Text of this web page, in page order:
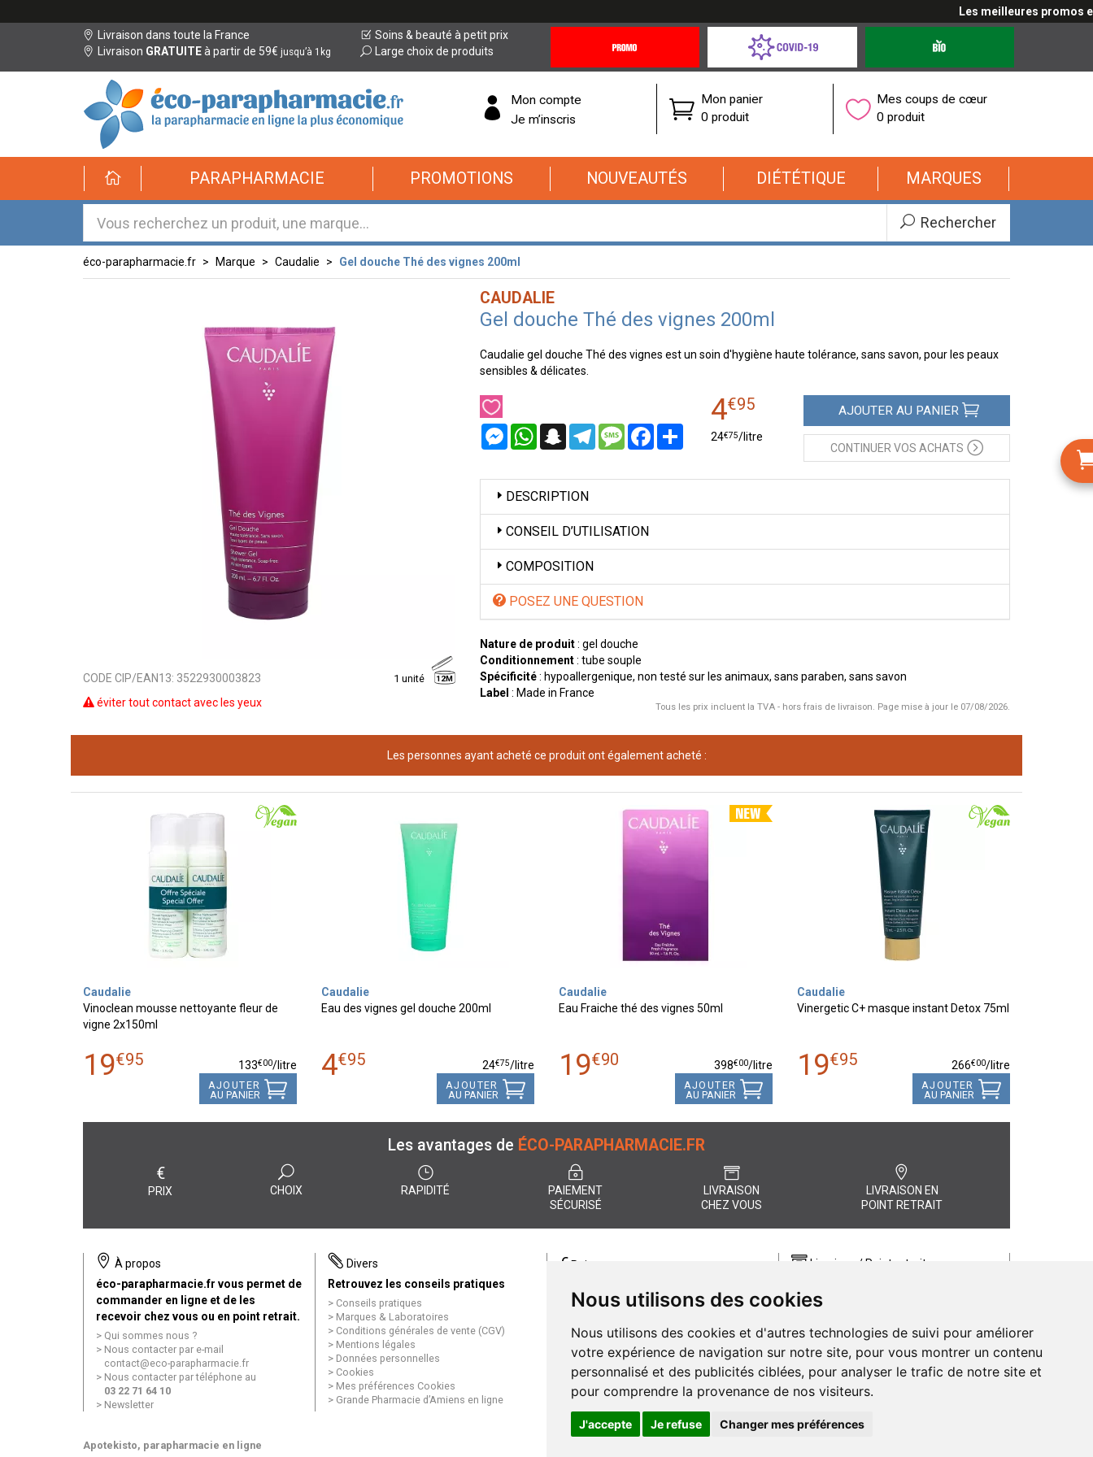
Nous utilisons des cookies
Nous utilisons des cookies et d'autres technologies de suivi pour améliorer
votre expérience de navigation sur notre site, pour vous montrer un contenu
personnalisé et des publicités ciblées, pour analyser le trafic de notre site et
pour comprendre la provenance de nos visiteurs.
J'accepte Je refuse Changer mes préférences
Les meilleures promos en
Livraison dans toute la France
Livraison GRATUITEà partir de 59€ jusqu’à 1kg
Soins & beauté à petit prix
Large choix de produits
Offres
Coronavirus
éco-
parapharmacie.fr
éco-
parapharmacie.fr
Mon compte
Je m’inscris
Mon panier
0 produit
Mes coups de cœur
0 produit
PARAPHARMACIE PROMOTIONS NOUVEAUTÉS DIÉTÉTIQUE MARQUES
Rechercher
éco-parapharmacie.fr Marque Caudalie Gel douche Thé des vignes 200ml
CODE CIP/EAN13: 3522930003823 1 unité 12M
éviter tout contact avec les yeux
CAUDALIE
Gel douche Thé des vignes 200ml
Caudalie gel douche Thé des vignes est un soin d'hygiène haute tolérance, sans savon, pour les peaux
sensibles & délicates.
MessengerWhatsAppSnapchatTelegramMessageFacebookPartager
4€95
24€75/litre
AJOUTER AU PANIER
CONTINUER VOS ACHATS
DESCRIPTION
CONSEIL D’UTILISATION
COMPOSITION
POSEZ UNE QUESTION
Nature de produit: gel douche
Conditionnement: tube souple
Spécificité: hypoallergenique, non testé sur les animaux, sans paraben, sans savon
Label : Made in France
Tous les prix incluent la TVA - hors frais de livraison. Page mise à jour le 07/08/2026.
Les personnes ayant acheté ce produit ont également acheté :
Caudalie
Vinoclean mousse nettoyante fleur de
vigne 2x150ml
19€95 133€00/litre
AJOUTER
AU PANIER
Caudalie
Eau des vignes gel douche 200ml
4€95 24€75/litre
AJOUTER
AU PANIER
Caudalie
Eau Fraiche thé des vignes 50ml
19€90 398€00/litre
AJOUTER
AU PANIER
Caudalie
Vinergetic C+ masque instant Detox 75ml
19€95 266€00/litre
AJOUTER
AU PANIER
Les avantages de ÉCO-PARAPHARMACIE.FR
€
PRIX CHOIX RAPIDITÉ
PAIEMENT
SÉCURISÉ
LIVRAISON
CHEZ VOUS
LIVRAISON EN
POINT RETRAIT
À propos
éco-parapharmacie.fr vous permet de
commander en ligne et de les
recevoir chez vous ou en point retrait.
Qui sommes nous ?
Nous contacter par e-mail
contact@eco-parapharmacie.fr
Nous contacter par téléphone au
03 22 71 64 10
Newsletter
Divers
Retrouvez les conseils pratiques
Conseils pratiques
Marques & Laboratoires
Conditions générales de vente (CGV)
Mentions légales
Données personnelles
Cookies
Mes préférences Cookies
Grande Pharmacie d’Amiens en ligne
€Paiement
paiement entièrement sécurisé, quel
Paiement sécurisé et simple
Livraison / Point retrait
commande rapidement chez vous ou
Livraison chez vous ou en points relais
Apotekisto, parapharmacie en ligne